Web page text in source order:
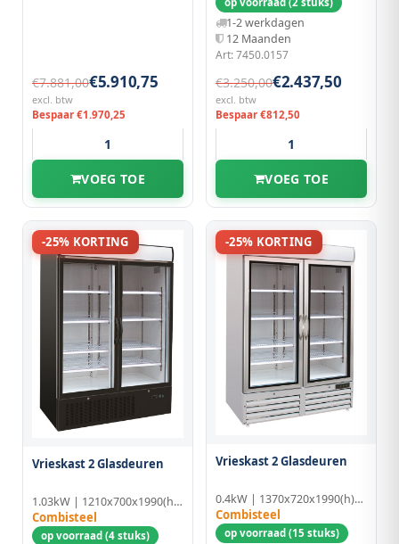
€7.881,00€5.910,75
excl. btw
Bespaar €1.970,25
VOEG TOE
1-2 werkdagen
12 Maanden
Art: 7450.0157
€3.250,00€2.437,50
excl. btw
Bespaar €812,50
VOEG TOE
-25% KORTING
Vrieskast 2 Glasdeuren
1.03kW | 1210x700x1990(h)mm | Aluminium
Combisteel
op voorraad (4 stuks)
-25% KORTING
Vrieskast 2 Glasdeuren
0.4kW | 1370x720x1990(h)mm
Combisteel
op voorraad (15 stuks)